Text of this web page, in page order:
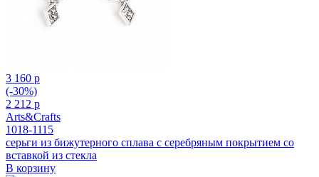
3 160 р
(-30%)
2 212 р
Arts&Crafts
1018-1115
серьги из бижутерного сплава с серебряным покрытием cо
вставкой из стекла
В корзину